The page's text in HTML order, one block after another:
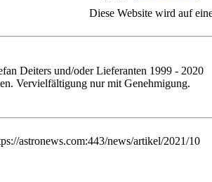
Diese Website wird auf
Deiters und/oder Lieferanten 1999 - 2020
Vervielfältigung nur mit Genehmigung.
astronews.com:443/news/artikel/2021/10